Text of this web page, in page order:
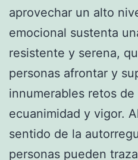
aprovechar un alto
emocional sustenta
resistente y serena,
personas afrontar y
innumerables retos
ecuanimidad y vigor.
sentido de la
personas pueden